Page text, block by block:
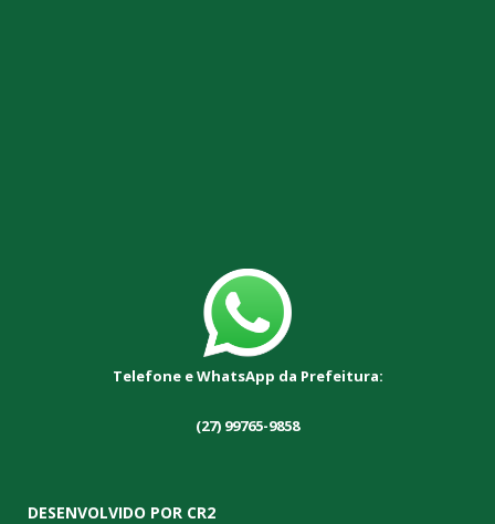
Telefone e WhatsApp da Prefeitura:
(27) 99765-9858
DESENVOLVIDO POR CR2